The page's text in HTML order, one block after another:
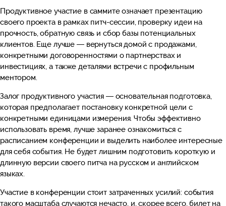
Продуктивное участие в саммите означает презентацию
своего проекта в рамках питч-сессии, проверку идеи на
прочность, обратную связь и сбор базы потенциальных
клиентов. Еще лучше — вернуться домой с продажами,
конкретными договоренностями о партнерствах и
инвестициях, а также деталями встречи с профильным
ментором.
Залог продуктивного участия — основательная подготовка,
которая предполагает постановку конкретной цели с
конкретными единицами измерения. Чтобы эффективно
использовать время, лучше заранее ознакомиться с
расписанием конференции и выделить наиболее интересные
для себя события. Не будет лишним подготовить короткую и
длинную версии своего питча на русском и английском
языках.
Участие в конференции стоит затраченных усилий: события
такого масштаба случаются нечасто, и, скорее всего, билет на